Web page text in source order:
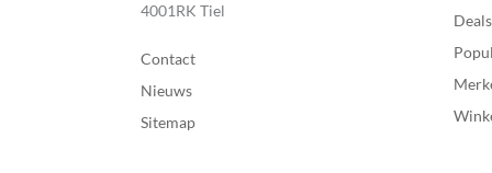
4001RK Tiel
Contact
Nieuws
Sitemap
Deals